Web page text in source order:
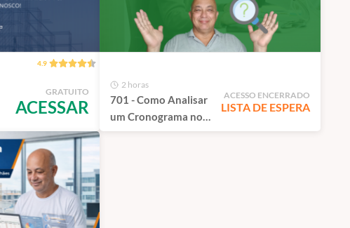
4.9
GRATUITO
ACESSAR
2 horas
701 - Como Analisar
um Cronograma no
Primavera P6
ACESSO ENCERRADO
LISTA DE ESPERA